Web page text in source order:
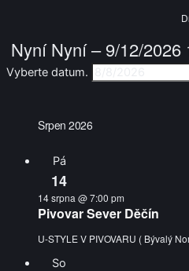
NyníNyní – 9/12/2026
Vyberte datum.
Srpen 2026
Pá
14
Pivovar Sever Děčín
14 srpna @ 7:00 pm
U-STYLE V PIVOVARU ( Bývalý
So